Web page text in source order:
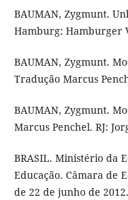
BAUMAN, Zygmunt.
Hamburg: Hamburger
BAUMAN, Zygmunt.
Tradução Marcus
BAUMAN, Zygmunt.
Marcus Penchel. RJ:
BRASIL. Ministério da
Educação. Câmara de
de 22 de junho de